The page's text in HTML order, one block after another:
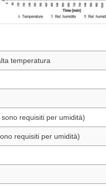
temperatura
requisiti per umidità)
requisiti per umidità)